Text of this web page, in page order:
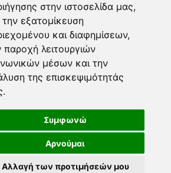
στην ιστοσελίδα μας,
την εξατομίκευση
και διαφημίσεων,
παροχή λειτουργιών
μέσων και την
της επισκεψιμότητάς
Συμφωνώ
Αρνούμαι
Αλλαγή των προτιμήσεών μου
Reserved.